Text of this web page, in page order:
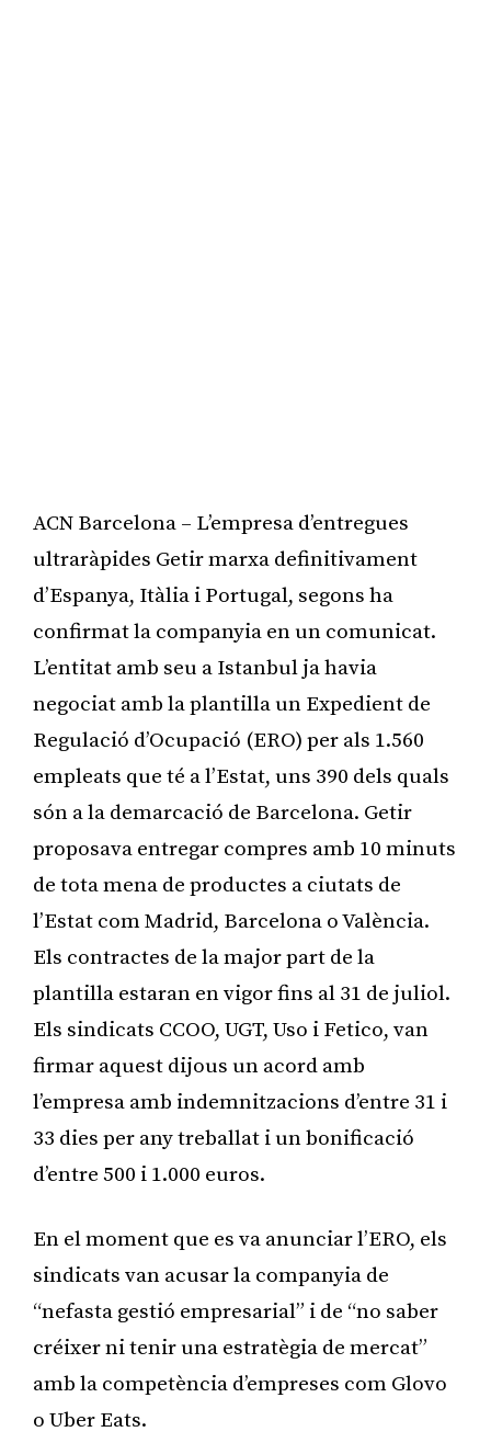
ACN Barcelona – L’empresa d’entregues
ultraràpides Getir marxa definitivament
d’Espanya, Itàlia i Portugal, segons ha
confirmat la companyia en un comunicat.
L’entitat amb seu a Istanbul ja havia
negociat amb la plantilla un Expedient de
Regulació d’Ocupació (ERO) per als 1.560
empleats que té a l’Estat, uns 390 dels quals
són a la demarcació de Barcelona. Getir
proposava entregar compres amb 10 minuts
de tota mena de productes a ciutats de
l’Estat com Madrid, Barcelona o València.
Els contractes de la major part de la
plantilla estaran en vigor fins al 31 de juliol.
Els sindicats CCOO, UGT, Uso i Fetico, van
firmar aquest dijous un acord amb
l’empresa amb indemnitzacions d’entre 31 i
33 dies per any treballat i un bonificació
d’entre 500 i 1.000 euros.
En el moment que es va anunciar l’ERO, els
sindicats van acusar la companyia de
“nefasta gestió empresarial” i de “no saber
créixer ni tenir una estratègia de mercat”
amb la competència d’empreses com Glovo
o Uber Eats.